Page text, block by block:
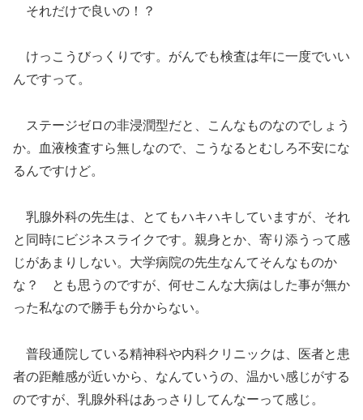
それだけで良いの！？
けっこうびっくりです。がんでも検査は年に一度でいい
んですって。
ステージゼロの非浸潤型だと、こんなものなのでしょう
か。血液検査すら無しなので、こうなるとむしろ不安にな
るんですけど。
乳腺外科の先生は、とてもハキハキしていますが、それ
と同時にビジネスライクです。親身とか、寄り添うって感
じがあまりしない。大学病院の先生なんてそんなものか
な？ とも思うのですが、何せこんな大病はした事が無か
った私なので勝手も分からない。
普段通院している精神科や内科クリニックは、医者と患
者の距離感が近いから、なんていうの、温かい感じがする
のですが、乳腺外科はあっさりしてんなーって感じ。